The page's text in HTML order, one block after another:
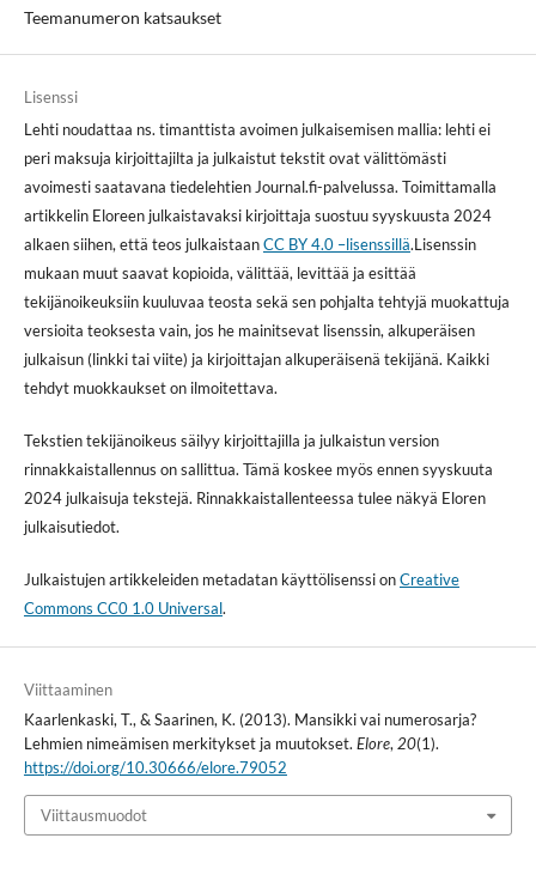
Teemanumeron katsaukset
Lisenssi
Lehti noudattaa ns. timanttista avoimen julkaisemisen mallia: lehti ei
peri maksuja kirjoittajilta ja julkaistut tekstit ovat välittömästi
avoimesti saatavana tiedelehtien Journal.fi-palvelussa. Toimittamalla
artikkelin Eloreen julkaistavaksi kirjoittaja suostuu syyskuusta 2024
alkaen siihen, että teos julkaistaanCC BY 4.0 –lisenssillä.Lisenssin
mukaan muut saavat kopioida, välittää, levittää ja esittää
tekijänoikeuksiin kuuluvaa teosta sekä sen pohjalta tehtyjä muokattuja
versioita teoksesta vain, jos he mainitsevat lisenssin, alkuperäisen
julkaisun (linkki tai viite) ja kirjoittajan alkuperäisenä tekijänä. Kaikki
tehdyt muokkaukset on ilmoitettava.
Tekstien tekijänoikeus säilyy kirjoittajilla ja julkaistun version
rinnakkaistallennus on sallittua. Tämä koskee myös ennen syyskuuta
2024 julkaisuja tekstejä. Rinnakkaistallenteessa tulee näkyä Eloren
julkaisutiedot.
Julkaistujen artikkeleiden metadatan käyttölisenssi onCreative
Commons CC0 1.0 Universal.
Viittaaminen
Kaarlenkaski, T., & Saarinen, K. (2013). Mansikki vai numerosarja?
Lehmien nimeämisen merkitykset ja muutokset. Elore, 20(1).
https://doi.org/10.30666/elore.79052
Viittausmuodot